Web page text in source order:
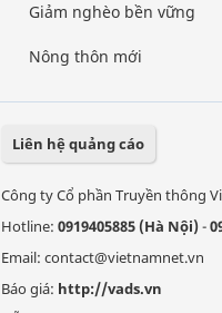
Giảm nghèo bền vững
Nông thôn mới
Liên hệ quảng cáo
Công ty Cổ phần Truyền thông
Hotline: 0919405885 (Hà Nội)-
Email: contact@vietnamnet.vn
Báo giá: http://vads.vn